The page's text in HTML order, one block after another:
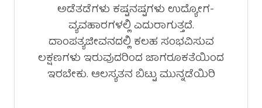
ಅಡೆತಡೆಗಳು ಕಷ್ಟನಷ್ಟಗಳು ಉದ್ಯೋಗ-
ವ್ಯವಹಾರಗಳಲ್ಲಿ ಎದುರಾಗುತ್ತದೆ.
ದಾಂಪತ್ಯಜೀವನದಲ್ಲಿ ಕಲಹ ಸಂಭವಿಸುವ
ಲಕ್ಷಣಗಳು ಇರುವುದರಿಂದ ಜಾಗರೂಕತೆಯಿಂದ
ಇರಬೇಕು. ಆಲಸ್ಯತನ ಬಿಟ್ಟು ಮುನ್ನಡೆಯಿರಿ